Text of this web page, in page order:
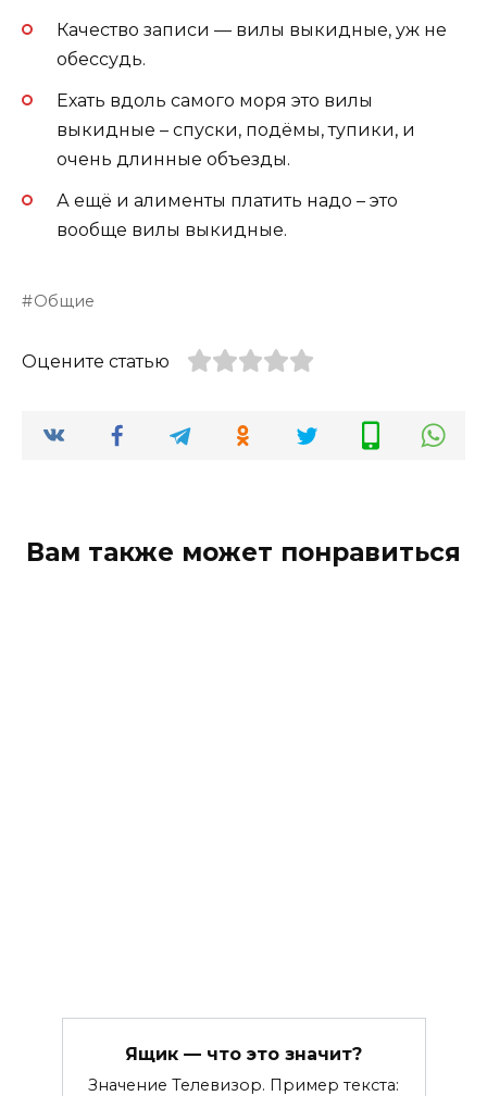
Качество записи — вилы выкидные, уж не
обессудь.
Ехать вдоль самого моря это вилы
выкидные – спуски, подёмы, тупики, и
очень длинные объезды.
А ещё и алименты платить надо – это
вообще вилы выкидные.
Общие
Оцените статью
Вам также может понравиться
Ящик — что это значит?
Значение Телевизор. Пример текста: